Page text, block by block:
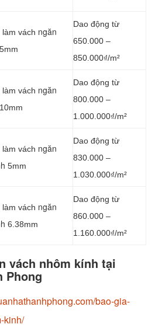
vách ngăn
5mm
Dao động từ
650.000 –
850.000₫/m²
vách ngăn
10mm
Dao động từ
800.000 –
1.000.000₫/m²
vách ngăn
5mm
Dao động từ
830.000 –
1.030.000₫/m²
vách ngăn
6.38mm
Dao động từ
860.000 –
1.160.000₫/m²
vách nhôm kính tại
Phong
bao-gia-
kinh/